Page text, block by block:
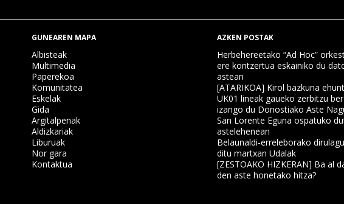
GUNEAREN MAPA
Albisteak
Multimedia
Paperekoa
Komunitatea
Eskelak
Gida
Argitalpenak
Aldizkariak
Liburuak
Nor gara
Kontaktua
AZKEN POSTAK
Herbehereetako “Ad Hoc”
ere kontzertua eskainiko du
astean
[ATARIKOA] Kirol bazkuna
UK01 lineak gaueko zerbitzu
izango du Donostiako Aste
San Lorente Eguna ospatuko
astelehenean
Belaunaldi-erreleborako
ditu martxan Udalak
[ZESTOAKO HIZKERAN] Ba al
den aste honetako hitza?